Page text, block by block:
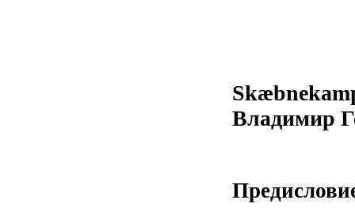
Владимир